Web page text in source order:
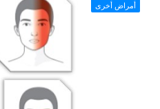
أمراض أخرى